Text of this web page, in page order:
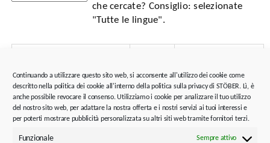
Continuando a utilizzare questo sito web, si acconsente all'utilizzo dei cookie come
descritto nella politica dei cookie all'interno della politica sulla privacy di STÖBER. Lì, è
anche possibile revocare il consenso. Utilizziamo i cookie per analizzare il tuo utilizzo
del nostro sito web, per adattare la nostra offerta e i nostri servizi ai tuoi interessi e
per poterti mostrare pubblicità personalizzata su altri siti web tramite fornitori terzi.
Funzionale Sempre attivo
che cercate? Consiglio: selezionate
"Tutte le lingue".
Catalogo STOBER compatto 442655
8.45 MB
More than just a gearbox
443159 1011.72 KB
Consulenza e assistenza